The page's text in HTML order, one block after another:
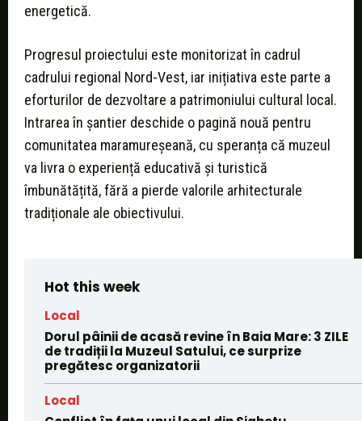
energetică.
Progresul proiectului este monitorizat în cadrul
cadrului regional Nord-Vest, iar inițiativa este parte a
eforturilor de dezvoltare a patrimoniului cultural local.
Intrarea în șantier deschide o pagină nouă pentru
comunitatea maramureșeană, cu speranța că muzeul
va livra o experiență educativă și turistică
îmbunătățită, fără a pierde valorile arhitecturale
tradiționale ale obiectivului.
Hot this week
Local
Dorul pâinii de acasă revine în Baia Mare: 3 ZILE
de tradiții la Muzeul Satului, ce surprize
pregătesc organizatorii
Local